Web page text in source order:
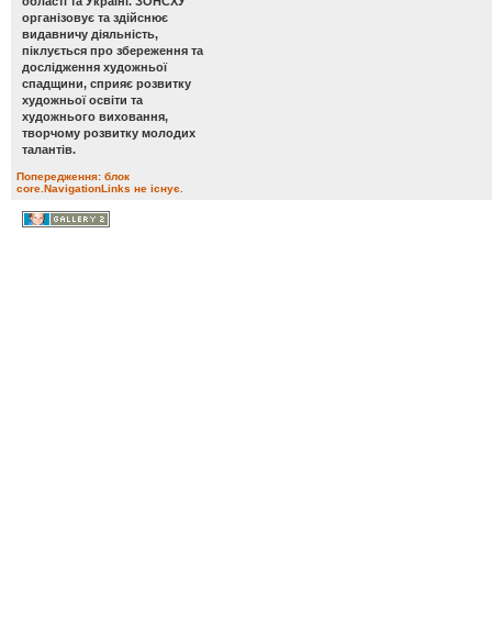
організовує та здійснює
видавничу діяльність,
піклується про збереження та
дослідження художньої
спадщини, сприяє розвитку
художньої освіти та
художнього виховання,
творчому розвитку молодих
талантів.
Попередження: блок
core.NavigationLinks не існує.